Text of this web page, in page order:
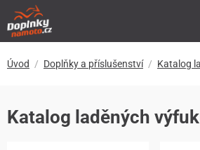
Úvod Doplňky a příslušenství Katalog
Katalog laděných